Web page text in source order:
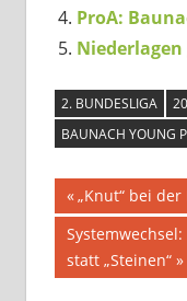
ProA:
2. BUNDESLIGA
BAUNACH YOUNG
Vorheriger
Beitrag:
„Knut“ bei
Nächster
Beitrag:
statt „Steinen“